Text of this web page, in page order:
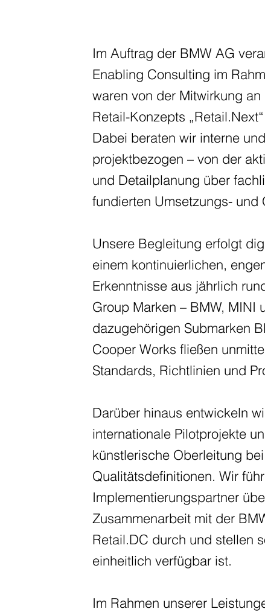
Im Auftrag der BMW AG
Enabling Consulting im
waren von der Mitwirkung
Retail-Konzepts
Dabei beraten wir interne
projektbezogen – von der
und Detailplanung über
fundierten Umsetzungs- und
Unsere Begleitung erfolgt
einem kontinuierlichen,
Erkenntnisse aus jährlich
Group Marken – BMW, MINI
dazugehörigen Submarken
Cooper Works fließen
Standards, Richtlinien und
Darüber hinaus entwickeln
internationale Pilotprojekte
künstlerische Oberleitung
Qualitätsdefinitionen. Wir
Implementierungspartner
Zusammenarbeit mit der
Retail.DC durch und stellen
einheitlich verfügbar ist.
Im Rahmen unserer